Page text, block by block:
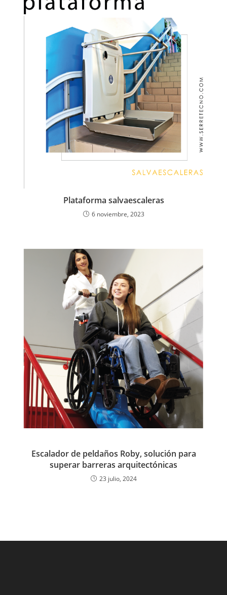
Plataforma salvaescaleras
6 noviembre, 2023
Escalador de peldaños Roby, solución para
superar barreras arquitectónicas
23 julio, 2024